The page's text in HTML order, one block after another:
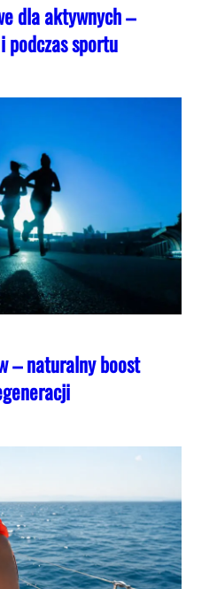
dla aktywnych –
podczas sportu
– naturalny boost